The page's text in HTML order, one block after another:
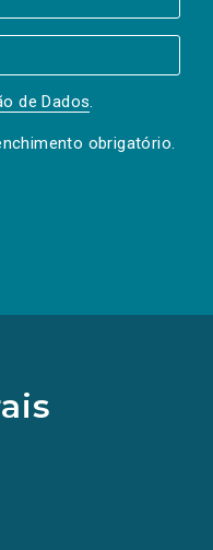
de Dados.
obrigatório.